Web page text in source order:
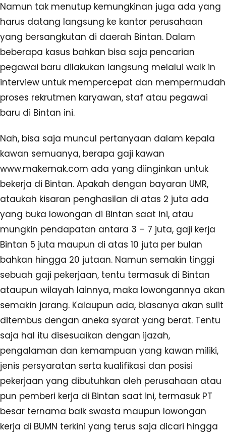
Namun tak menutup kemungkinan juga ada yang
harus datang langsung ke kantor perusahaan
yang bersangkutan di daerah Bintan. Dalam
beberapa kasus bahkan bisa saja pencarian
pegawai baru dilakukan langsung melalui walk in
interview untuk mempercepat dan mempermudah
proses rekrutmen karyawan, staf atau pegawai
baru di Bintan ini.
Nah, bisa saja muncul pertanyaan dalam kepala
kawan semuanya, berapa gaji kawan
www.makemak.com ada yang diinginkan untuk
bekerja di Bintan. Apakah dengan bayaran UMR,
ataukah kisaran penghasilan di atas 2 juta ada
yang buka lowongan di Bintan saat ini, atau
mungkin pendapatan antara 3 – 7 juta, gaji kerja
Bintan 5 juta maupun di atas 10 juta per bulan
bahkan hingga 20 jutaan. Namun semakin tinggi
sebuah gaji pekerjaan, tentu termasuk di Bintan
ataupun wilayah lainnya, maka lowongannya akan
semakin jarang. Kalaupun ada, biasanya akan sulit
ditembus dengan aneka syarat yang berat. Tentu
saja hal itu disesuaikan dengan ijazah,
pengalaman dan kemampuan yang kawan miliki,
jenis persyaratan serta kualifikasi dan posisi
pekerjaan yang dibutuhkan oleh perusahaan atau
pun pemberi kerja di Bintan saat ini, termasuk PT
besar ternama baik swasta maupun lowongan
kerja di BUMN terkini yang terus saja dicari hingga